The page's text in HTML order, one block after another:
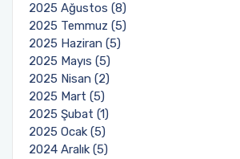
2025 Ağustos (8)
2025 Temmuz (5)
2025 Haziran (5)
2025 Mayıs (5)
2025 Nisan (2)
2025 Mart (5)
2025 Şubat (1)
2025 Ocak (5)
2024 Aralık (5)